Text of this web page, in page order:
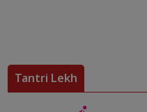
Tantri Lekh